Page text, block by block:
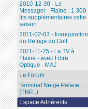
2010-12-30 - Le
Messager - Flaine : 1 300
lits supplémentaires cette
saison
2011-02-03 - Inauguration
du Refuge du Golf
2011-11-25 - La TV à
Flaine - avec Fibre
Optique - MAJ
Le Forum
Terminal Neige Palace
(TNP...)
Espace Adhérents